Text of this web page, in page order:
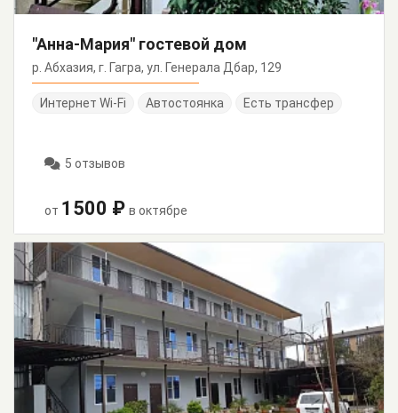
"Анна-Мария" гостевой дом
р. Абхазия, г. Гагра, ул. Генерала Дбар, 129
Интернет Wi-Fi Автостоянка Есть трансфер
5 отзывов
от 1500 ₽ в октябре